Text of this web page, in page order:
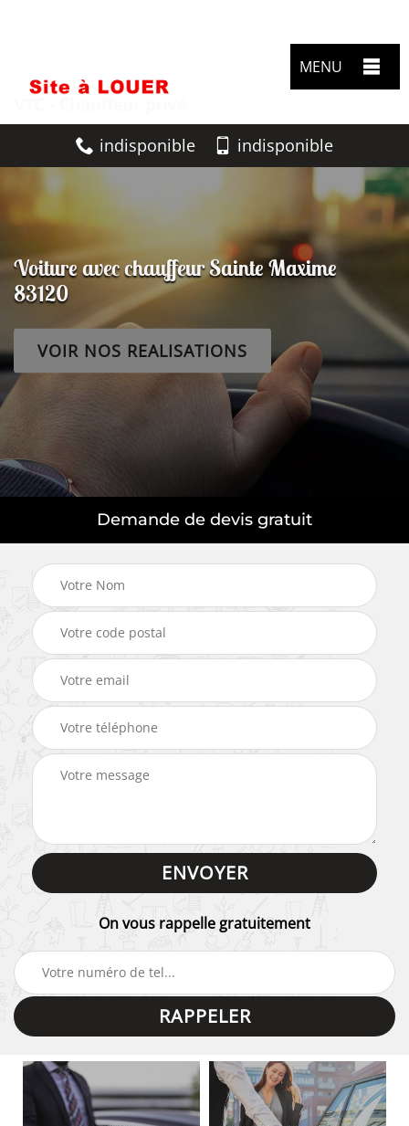
MENU
indisponible indisponible
Voiture avec chauffeur Sainte Maxime
83120
VOIR NOS REALISATIONS
Demande de devis gratuit
On vous rappelle gratuitement